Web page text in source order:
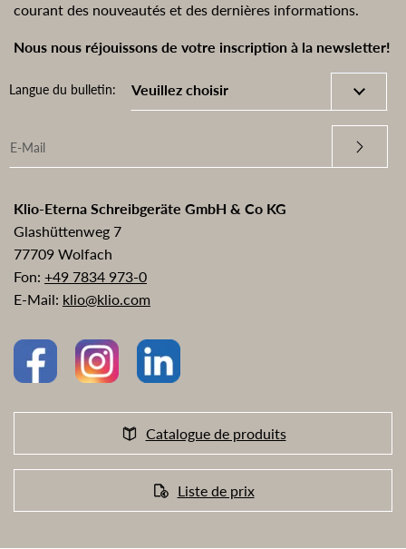
courant des nouveautés et des dernières informations.
Nous nous réjouissons de votre inscription à la newsletter!
Langue du bulletin:
Klio-Eterna Schreibgeräte GmbH & Co KG
Glashüttenweg 7
77709 Wolfach
Fon: +49 7834 973-0
E-Mail: klio@klio.com
Catalogue de produits
Liste de prix